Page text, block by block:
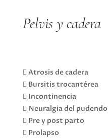
Pelvis y cadera
 Atrosis de cadera
 Bursitis trocantérea
 Incontinencia
 Neuralgia del pudendo
 Pre y post parto
 Prolapso